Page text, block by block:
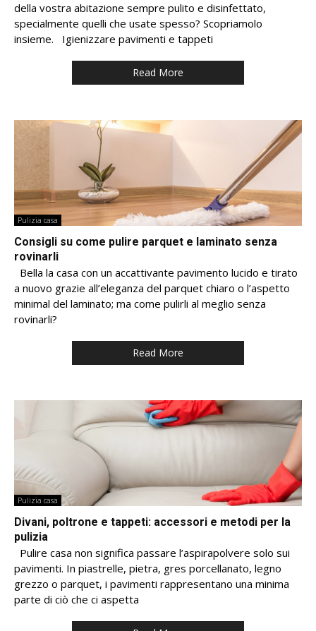
della vostra abitazione sempre pulito e disinfettato,
specialmente quelli che usate spesso? Scopriamolo
insieme. Igienizzare pavimenti e tappeti
Read More
Pulizia casa
Consigli su come pulire parquet e laminato senza
rovinarli
Bella la casa con un accattivante pavimento lucido e tirato
a nuovo grazie all’eleganza del parquet chiaro o l’aspetto
minimal del laminato; ma come pulirli al meglio senza
rovinarli?
Read More
Pulizia casa
Divani, poltrone e tappeti: accessori e metodi per la
pulizia
Pulire casa non significa passare l’aspirapolvere solo sui
pavimenti. In piastrelle, pietra, gres porcellanato, legno
grezzo o parquet, i pavimenti rappresentano una minima
parte di ciò che ci aspetta